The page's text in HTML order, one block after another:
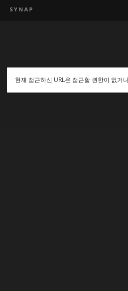
현재 접근하신 URL은 접근할 권한이 없거